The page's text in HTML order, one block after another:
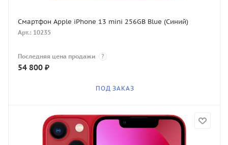
Смартфон Apple iPhone 13 mini 256GB Blue (Синий)
Арт.: 10235
Последняя цена продажи ?
54 800 ₽
ПОД ЗАКАЗ